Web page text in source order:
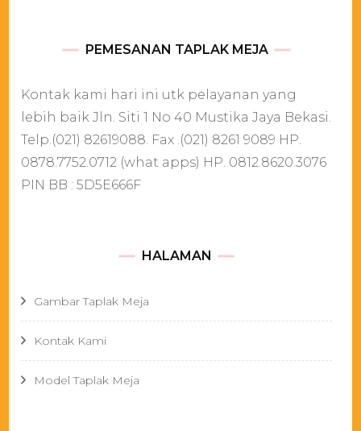
PEMESANAN TAPLAK MEJA
Kontak kami hari ini utk pelayanan yang
lebih baik Jln. Siti 1 No 40 Mustika Jaya Bekasi.
Telp.(021) 82619088. Fax .(021) 8261 9089 HP.
0878.7752.0712 (what apps) HP. 0812.8620.3076
PIN BB : 5D5E666F
HALAMAN
Gambar Taplak Meja
Kontak Kami
Model Taplak Meja